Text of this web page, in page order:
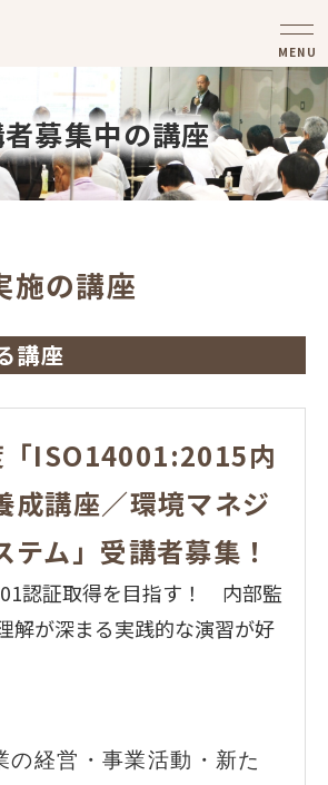
MENU
募集中の講座
施の講座
講座
ISO14001:2015内
成講座／環境マネジ
テム」受講者募集！
認証取得を目指す！ 内部監
解が深まる実践的な演習が好
の経営・事業活動・ 新た